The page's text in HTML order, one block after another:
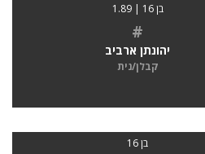
בן 16 | 1.89
#
יהונתן ארביב
קבלן/נית
בן 16